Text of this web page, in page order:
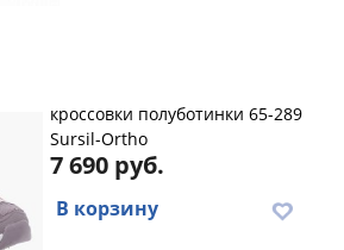
кроссовки полуботинки 65-289
Sursil-Ortho
7 690 руб.
В корзину